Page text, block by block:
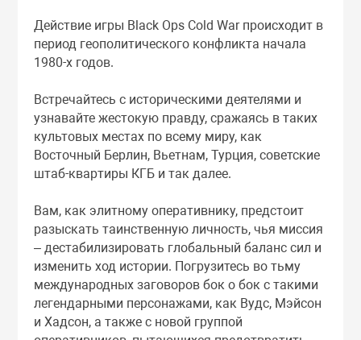
Действие игры Black Ops Cold War происходит в
период геополитического конфликта начала
1980-х годов.
Встречайтесь с историческими деятелями и
узнавайте жестокую правду, сражаясь в таких
культовых местах по всему миру, как
Восточный Берлин, Вьетнам, Турция, советские
штаб-квартиры КГБ и так далее.
Вам, как элитному оперативнику, предстоит
разыскать таинственную личность, чья миссия
– дестабилизировать глобальный баланс сил и
изменить ход истории. Погрузитесь во тьму
международных заговоров бок о бок с такими
легендарными персонажами, как Вудс, Мэйсон
и Хадсон, а также с новой группой